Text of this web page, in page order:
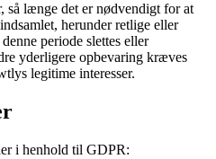
så længe det er nødvendigt for at
herunder retlige eller
periode slettes eller
yderligere opbevaring kræves
legitime interesser.
i henhold til GDPR: